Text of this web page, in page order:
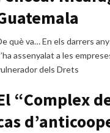
què va… En els darrers
assenyalat a les
dels Drets
“Complex